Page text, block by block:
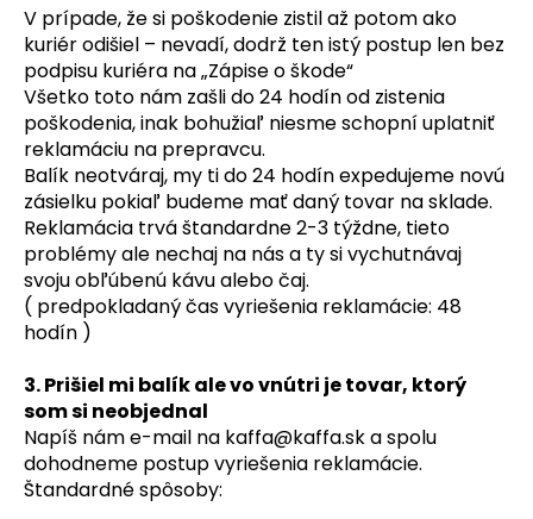
V prípade, že si poškodenie zistil až potom ako
kuriér odišiel – nevadí, dodrž ten istý postup len bez
podpisu kuriéra na „Zápise o škode“
Všetko toto nám zašli do 24 hodín od zistenia
poškodenia, inak bohužiaľ niesme schopní uplatniť
reklamáciu na prepravcu.
Balík neotváraj, my ti do 24 hodín expedujeme novú
zásielku pokiaľ budeme mať daný tovar na sklade.
Reklamácia trvá štandardne 2-3 týždne, tieto
problémy ale nechaj na nás a ty si vychutnávaj
svoju obľúbenú kávu alebo čaj.
( predpokladaný čas vyriešenia reklamácie: 48
hodín )
3. Prišiel mi balík ale vo vnútri je tovar, ktorý
som si neobjednal
Napíš nám e-mail na kaffa@kaffa.sk a spolu
dohodneme postup vyriešenia reklamácie.
Štandardné spôsoby:
u
č
u
j
e
m
e
TCHIBO
CAFISSIMO
ESPRESSO
KRÄFTIG
10
KS
85
Kč
Původně:
119
Kč